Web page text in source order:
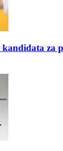
kandidata za